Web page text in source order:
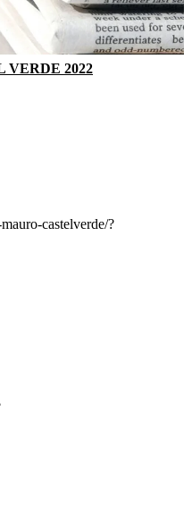
VERDE 2022
castelverde/?